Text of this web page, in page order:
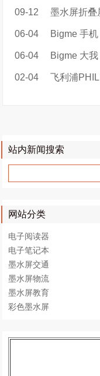
09-12 墨水屏折叠
06-04 Bigme 手机
06-04 Bigme 大我
02-04 飞利浦
站内新闻搜索
网站分类
电子阅读器
电子笔记本
墨水屏交通
墨水屏物流
墨水屏教育
彩色墨水屏